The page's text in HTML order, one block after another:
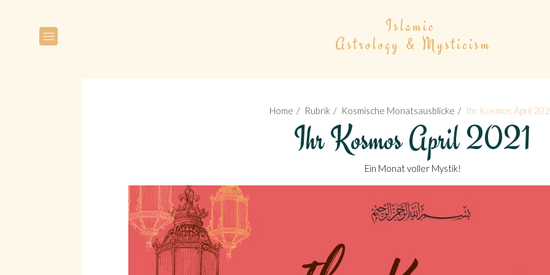
Home Rubrik Kosmische Monatsausblicke Ihr Kosmos April
Ihr Kosmos April 2021
Ein Monat voller Mystik!